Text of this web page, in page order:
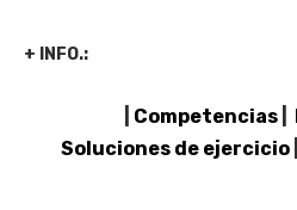
+ INFO.:
Competencias
Soluciones de ejercicio